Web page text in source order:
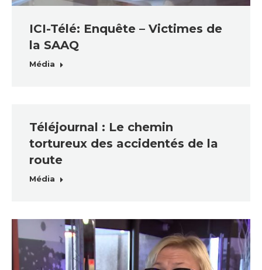
ICI-Télé: Enquête – Victimes de
la SAAQ
Média
Téléjournal : Le chemin
tortureux des accidentés de la
route
Média